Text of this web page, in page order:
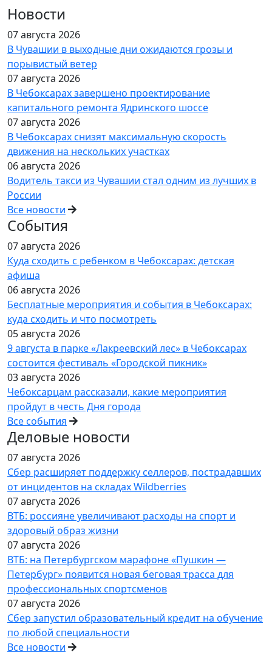
Новости
07 августа 2026
В Чувашии в выходные дни ожидаются грозы и
порывистый ветер
07 августа 2026
В Чебоксарах завершено проектирование
капитального ремонта Ядринского шоссе
07 августа 2026
В Чебоксарах снизят максимальную скорость
движения на нескольких участках
06 августа 2026
Водитель такси из Чувашии стал одним из лучших в
России
Все новости
События
07 августа 2026
Куда сходить с ребенком в Чебоксарах: детская
афиша
06 августа 2026
Бесплатные мероприятия и события в Чебоксарах:
куда сходить и что посмотреть
05 августа 2026
9 августа в парке «Лакреевский лес» в Чебоксарах
состоится фестиваль «Городской пикник»
03 августа 2026
Чебоксарцам рассказали, какие мероприятия
пройдут в честь Дня города
Все события
Деловые новости
07 августа 2026
Сбер расширяет поддержку селлеров, пострадавших
от инцидентов на складах Wildberries
07 августа 2026
ВТБ: россияне увеличивают расходы на спорт и
здоровый образ жизни
07 августа 2026
ВТБ: на Петербургском марафоне «Пушкин —
Петербург» появится новая беговая трасса для
профессиональных спортсменов
07 августа 2026
Сбер запустил образовательный кредит на обучение
по любой специальности
Все новости